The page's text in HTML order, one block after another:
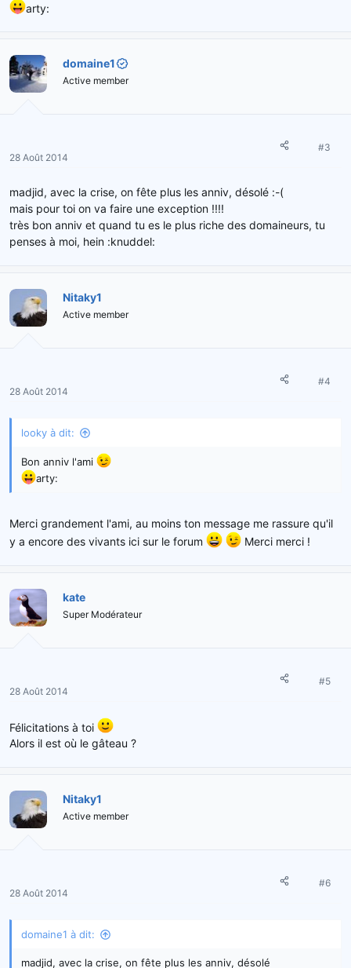
arty:
domaine1
Active member
28 Août 2014
#3
madjid, avec la crise, on fête plus les anniv, désolé :-(
mais pour toi on va faire une exception !!!!
très bon anniv et quand tu es le plus riche des domaineurs, tu
penses à moi, hein :knuddel:
Nitaky1
Active member
28 Août 2014
#4
looky à dit:
Bon anniv l'ami
arty:
Merci grandement l'ami, au moins ton message me rassure qu'il
y a encore des vivants ici sur le forum
Merci merci !
kate
Super Modérateur
28 Août 2014
#5
Félicitations à toi
Alors il est où le gâteau ?
Nitaky1
Active member
28 Août 2014
#6
domaine1 à dit:
madjid, avec la crise, on fête plus les anniv, désolé